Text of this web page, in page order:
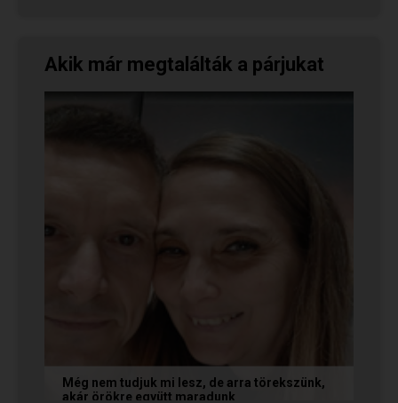
Akik már megtalálták a párjukat
Még nem tudjuk mi lesz, de arra törekszünk,
akár örökre együtt maradunk